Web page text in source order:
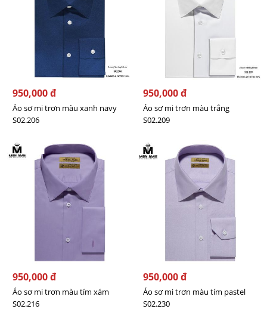
950,000 đ
Áo sơ mi trơn màu xanh navy
S02.206
950,000 đ
Áo sơ mi trơn màu trắng
S02.209
950,000 đ
Áo sơ mi trơn màu tím xám
S02.216
950,000 đ
Áo sơ mi trơn màu tím pastel
S02.230